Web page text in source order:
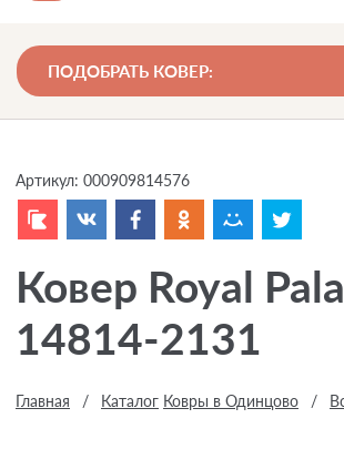
ПОДОБРАТЬ КОВЕР:
Артикул: 000909814576
Ковер Royal
14814-2131
Главная / Каталог Ковры в Одинцово /